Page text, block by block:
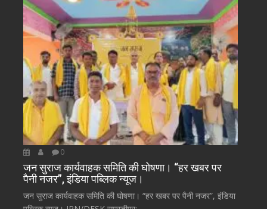
0
जन सुराज कार्यवाहक समिति की घोषणा। “हर खबर पर
पैनी नजर”, इंडिया पब्लिक न्यूज।
जन सुराज कार्यवाहक समिति की घोषणा। “हर खबर पर पैनी नजर”, इंडिया